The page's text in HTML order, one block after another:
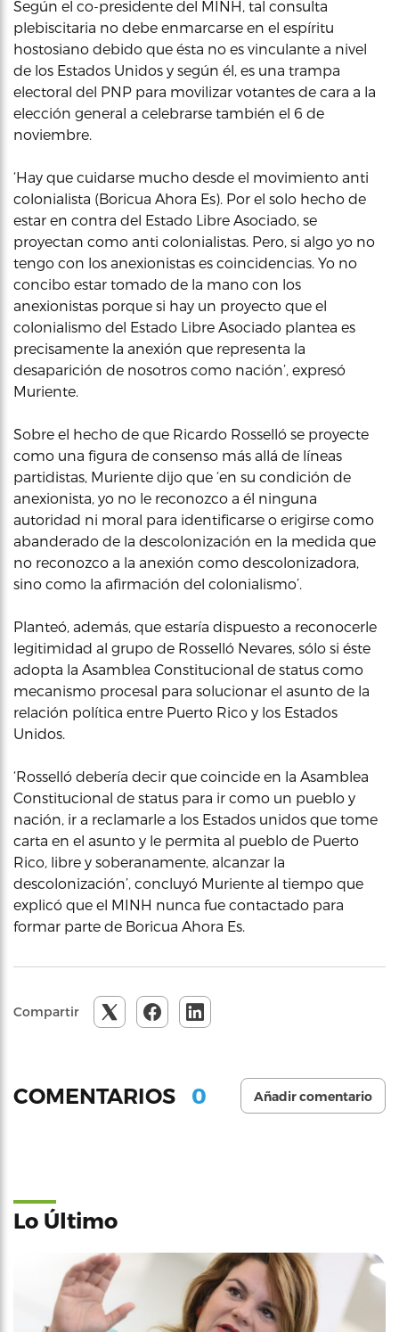
Según el co-presidente del MINH, tal consulta
plebiscitaria no debe enmarcarse en el espíritu
hostosiano debido que ésta no es vinculante a nivel
de los Estados Unidos y según él, es una trampa
electoral del PNP para movilizar votantes de cara a la
elección general a celebrarse también el 6 de
noviembre.
‘Hay que cuidarse mucho desde el movimiento anti
colonialista (Boricua Ahora Es). Por el solo hecho de
estar en contra del Estado Libre Asociado, se
proyectan como anti colonialistas. Pero, si algo yo no
tengo con los anexionistas es coincidencias. Yo no
concibo estar tomado de la mano con los
anexionistas porque si hay un proyecto que el
colonialismo del Estado Libre Asociado plantea es
precisamente la anexión que representa la
desaparición de nosotros como nación’, expresó
Muriente.
Sobre el hecho de que Ricardo Rosselló se proyecte
como una figura de consenso más allá de líneas
partidistas, Muriente dijo que ‘en su condición de
anexionista, yo no le reconozco a él ninguna
autoridad ni moral para identificarse o erigirse como
abanderado de la descolonización en la medida que
no reconozco a la anexión como descolonizadora,
sino como la afirmación del colonialismo’.
Planteó, además, que estaría dispuesto a reconocerle
legitimidad al grupo de Rosselló Nevares, sólo si éste
adopta la Asamblea Constitucional de status como
mecanismo procesal para solucionar el asunto de la
relación política entre Puerto Rico y los Estados
Unidos.
‘Rosselló debería decir que coincide en la Asamblea
Constitucional de status para ir como un pueblo y
nación, ir a reclamarle a los Estados unidos que tome
carta en el asunto y le permita al pueblo de Puerto
Rico, libre y soberanamente, alcanzar la
descolonización’, concluyó Muriente al tiempo que
explicó que el MINH nunca fue contactado para
formar parte de Boricua Ahora Es.
Compartir
COMENTARIOS 0 Añadir comentario
Lo Último